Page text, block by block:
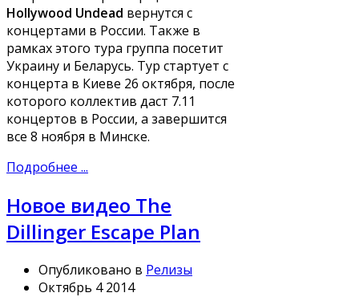
Hollywood Undead вернутся с
концертами в России. Также в
рамках этого тура группа посетит
Украину и Беларусь. Тур стартует с
концерта в Киеве 26 октября, после
которого коллектив даст 7.11
концертов в России, а завершится
все 8 ноября в Минске.
Подробнее ...
Новое видео The
Dillinger Escape Plan
Опубликовано в Релизы
Октябрь 4 2014